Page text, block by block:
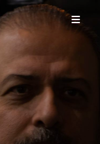
web sitesi